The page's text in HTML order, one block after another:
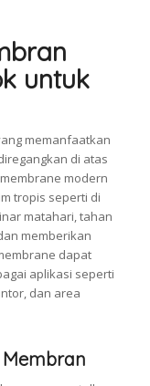
untuk
memanfaatkan
di atas
modern
tropis seperti di
matahari, tahan
memberikan
dapat
aplikasi seperti
dan area